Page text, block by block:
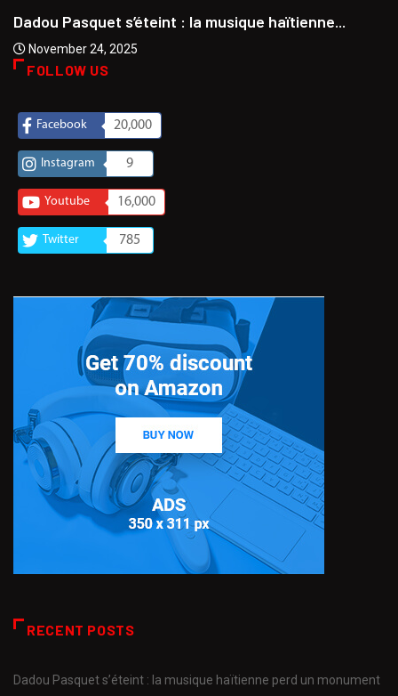
Dadou Pasquet s’éteint : la musique haïtienne...
November 24, 2025
FOLLOW US
Facebook 20,000
Instagram 9
Youtube 16,000
Twitter 785
RECENT POSTS
Dadou Pasquet s’éteint : la musique haïtienne perd un monument